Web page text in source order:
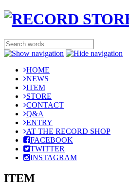
HOME
NEWS
ITEM
STORE
CONTACT
Q&A
ENTRY
AT THE RECORD SHOP
FACEBOOK
TWITTER
INSTAGRAM
ITEM